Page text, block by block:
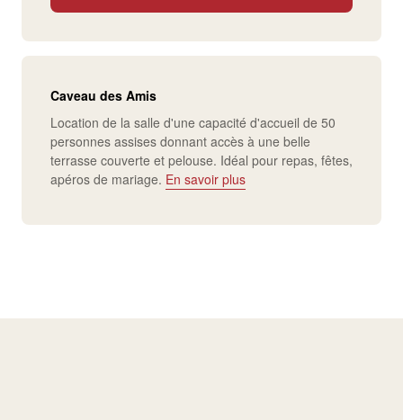
Caveau des Amis
Location de la salle d'une capacité d'accueil de 50
personnes assises donnant accès à une belle
terrasse couverte et pelouse. Idéal pour repas, fêtes,
apéros de mariage. En savoir plus